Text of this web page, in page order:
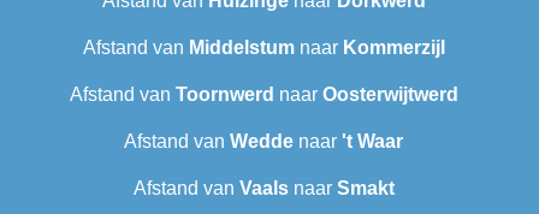
Afstand van Middelstumnaar Kommerzijl
Afstand van Toornwerd naar Oosterwijtwerd
Afstand van Wedde naar 't Waar
Afstand van Vaalsnaar Smakt